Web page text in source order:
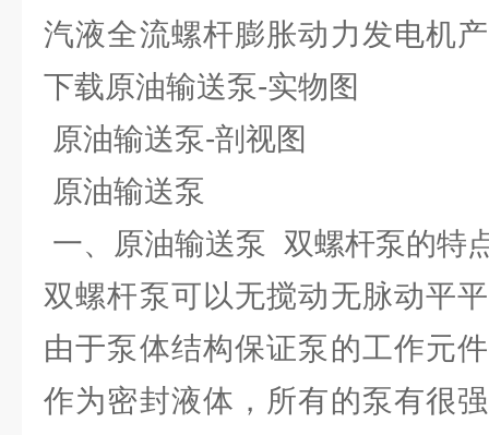
汽液全流螺杆膨胀动力发电机
下载原油输送泵-实物图
原油输送泵-剖视图
原油输送泵
一、原油输送泵 双螺杆泵的特
双螺杆泵可以无搅动无脉动平
由于泵体结构保证泵的工作元
作为密封液体，所有的泵有很